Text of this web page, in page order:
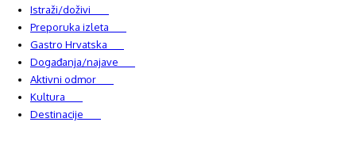
Istraži/doživi
Preporuka izleta
Gastro Hrvatska
Događanja/najave
Aktivni odmor
Kultura
Destinacije